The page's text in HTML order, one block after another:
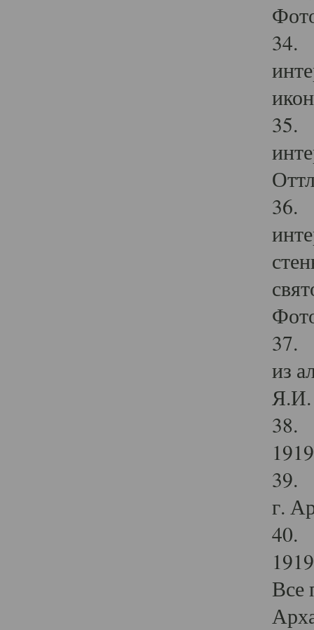
34.
35.
36.
37.
из
Я.И.
38.
39.
г.
40.
Все